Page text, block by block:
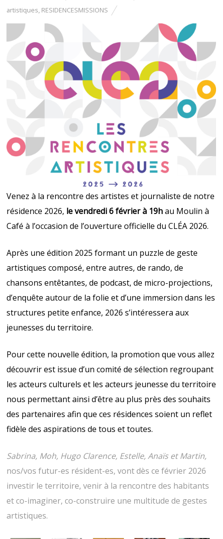
artistiques, RESIDENCESMISSIONS
Venez à la rencontre des artistes et journaliste de notre
résidence 2026, le vendredi 6 février à 19hau Moulin à
Café à l’occasion de l’ouverture officielle du CLÉA 2026.
Après une édition 2025 formant un puzzle de geste
artistiques composé, entre autres, de rando, de
chansons entêtantes, de podcast, de micro-projections,
d’enquête autour de la folie et d’une immersion dans les
structures petite enfance, 2026 s’intéressera aux
jeunesses du territoire.
Pour cette nouvelle édition, la promotion que vous allez
découvrir est issue d’un comité de sélection regroupant
les acteurs culturels et les acteurs jeunesse du territoire
nous permettant ainsi d’être au plus près des souhaits
des partenaires afin que ces résidences soient un reflet
fidèle des aspirations de tous et toutes.
Sabrina, Moh, Hugo Clarence, Estelle, Anaïs et Martin,
nos/vos futur-es résident-es, vont dès ce février 2026
investir le territoire, venir à la rencontre des habitants
et co-imaginer, co-construire une multitude de gestes
artistiques.